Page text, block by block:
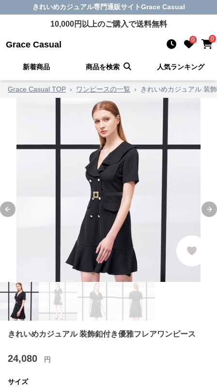
きれいめカジュアル専門通販サイトGrace Casual
10,000円以上のご購入で送料無料
Grace Casual 0 0
新着商品 商品を検索 人気ランキング
Grace Casual TOP › ワンピースの一覧 › きれいめカジュアル 装
Previous slide
きれいめカジュアル 装飾釦付き優雅フレアワンピース
24,080 円
サイズ